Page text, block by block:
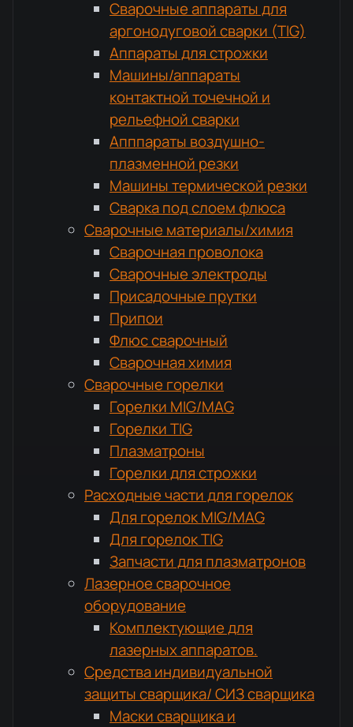
Сварочные аппараты для
аргонодуговой сварки (TIG)
Аппараты для строжки
Машины/аппараты
контактной точечной и
рельефной сварки
Апппараты воздушно-
плазменной резки
Машины термической резки
Сварка под слоем флюса
Сварочные материалы/химия
Сварочная проволока
Сварочные электроды
Присадочные прутки
Припои
Флюс сварочный
Сварочная химия
Сварочные горелки
Горелки MIG/MAG
Горелки TIG
Плазматроны
Горелки для строжки
Расходные части для горелок
Для горелок MIG/MAG
Для горелок TIG
Запчасти для плазматронов
Лазерное сварочное
оборудование
Комплектующие для
лазерных аппаратов.
Средства индивидуальной
защиты сварщика/ СИЗ сварщика
Маски сварщика и